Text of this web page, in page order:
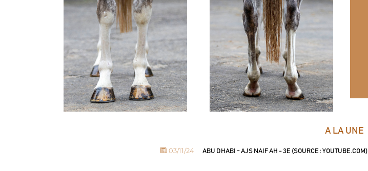
A LA UNE
03/11/24 ABU DHABI - AJS NAIF AH - 3E (SOURCE : YOUTUBE.COM)